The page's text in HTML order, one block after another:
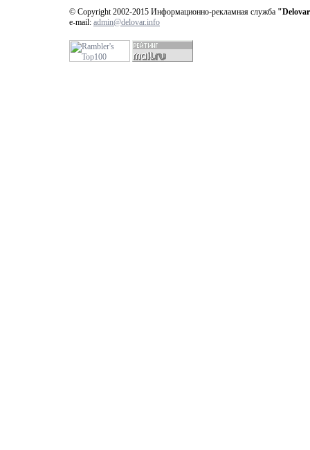
© Copyright 2002-2015 Информационно-рекламная служба
e-mail: admin@delovar.info